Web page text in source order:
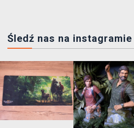
Śledź nas na instagramie